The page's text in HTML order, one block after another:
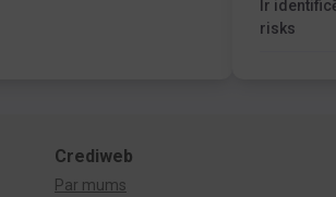
Ir
risks
Crediweb
Par mums